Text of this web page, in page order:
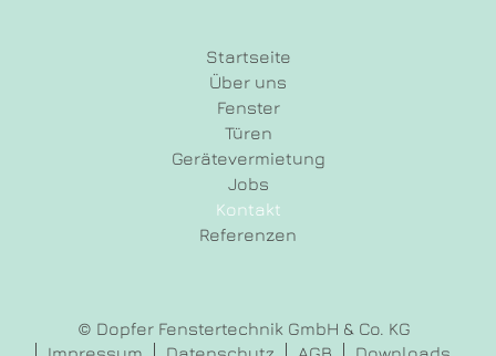
Startseite
Über uns
Fenster
Türen
Gerätevermietung
Jobs
Kontakt
Referenzen
© Dopfer Fenstertechnik GmbH & Co. KG